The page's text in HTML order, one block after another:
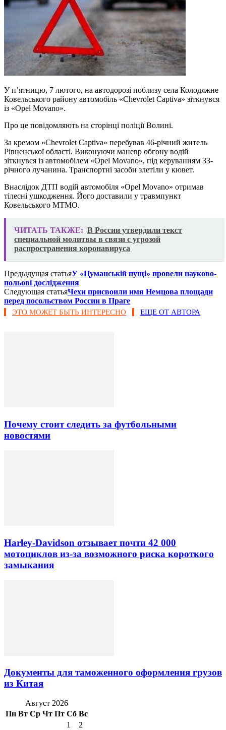
У п’ятницю, 7 лютого, на автодорозі поблизу села Колодяжне
Ковельського району автомобіль «Chevrolet Captiva» зіткнувся
із «Opel Movano».
Про це повідомляють на сторінці поліції Волині.
За кремом «Chevrolet Captiva» перебував 46-річний житель
Рівненської області. Виконуючи маневр обгону водій
зіткнувся із автомобілем «Opel Movano», під керуванням 33-
річного лучанина. Транспортні засоби злетіли у кювет.
Внаслідок ДТП водій автомобіля «Opel Movano» отримав
тілесні ушкодження. Його доставили у травмпункт
Ковельського МТМО.
ЧИТАТЬ ТАКЖЕ: В России утвердили текст
специальной молитвы в связи с угрозой
распространения коронавируса
Предыдущая статьяУ «Цуманській пущі» провели науково-
польові дослідження
Следующая статьяЧехи присвоили имя Немцова площади
перед посольством России в Праге
ЭТО МОЖЕТ БЫТЬ ИНТЕРЕСНО ЕЩЕ ОТ АВТОРА
Почему стоит следить за футбольными
новостями
Harley-Davidson отзывает почти 42 000
мотоциклов из-за возможного риска короткого
замыкания
Документы для таможенного оформления грузов
из Китая
Август 2026
Пн Вт Ср Чт Пт Сб Вс
1
2